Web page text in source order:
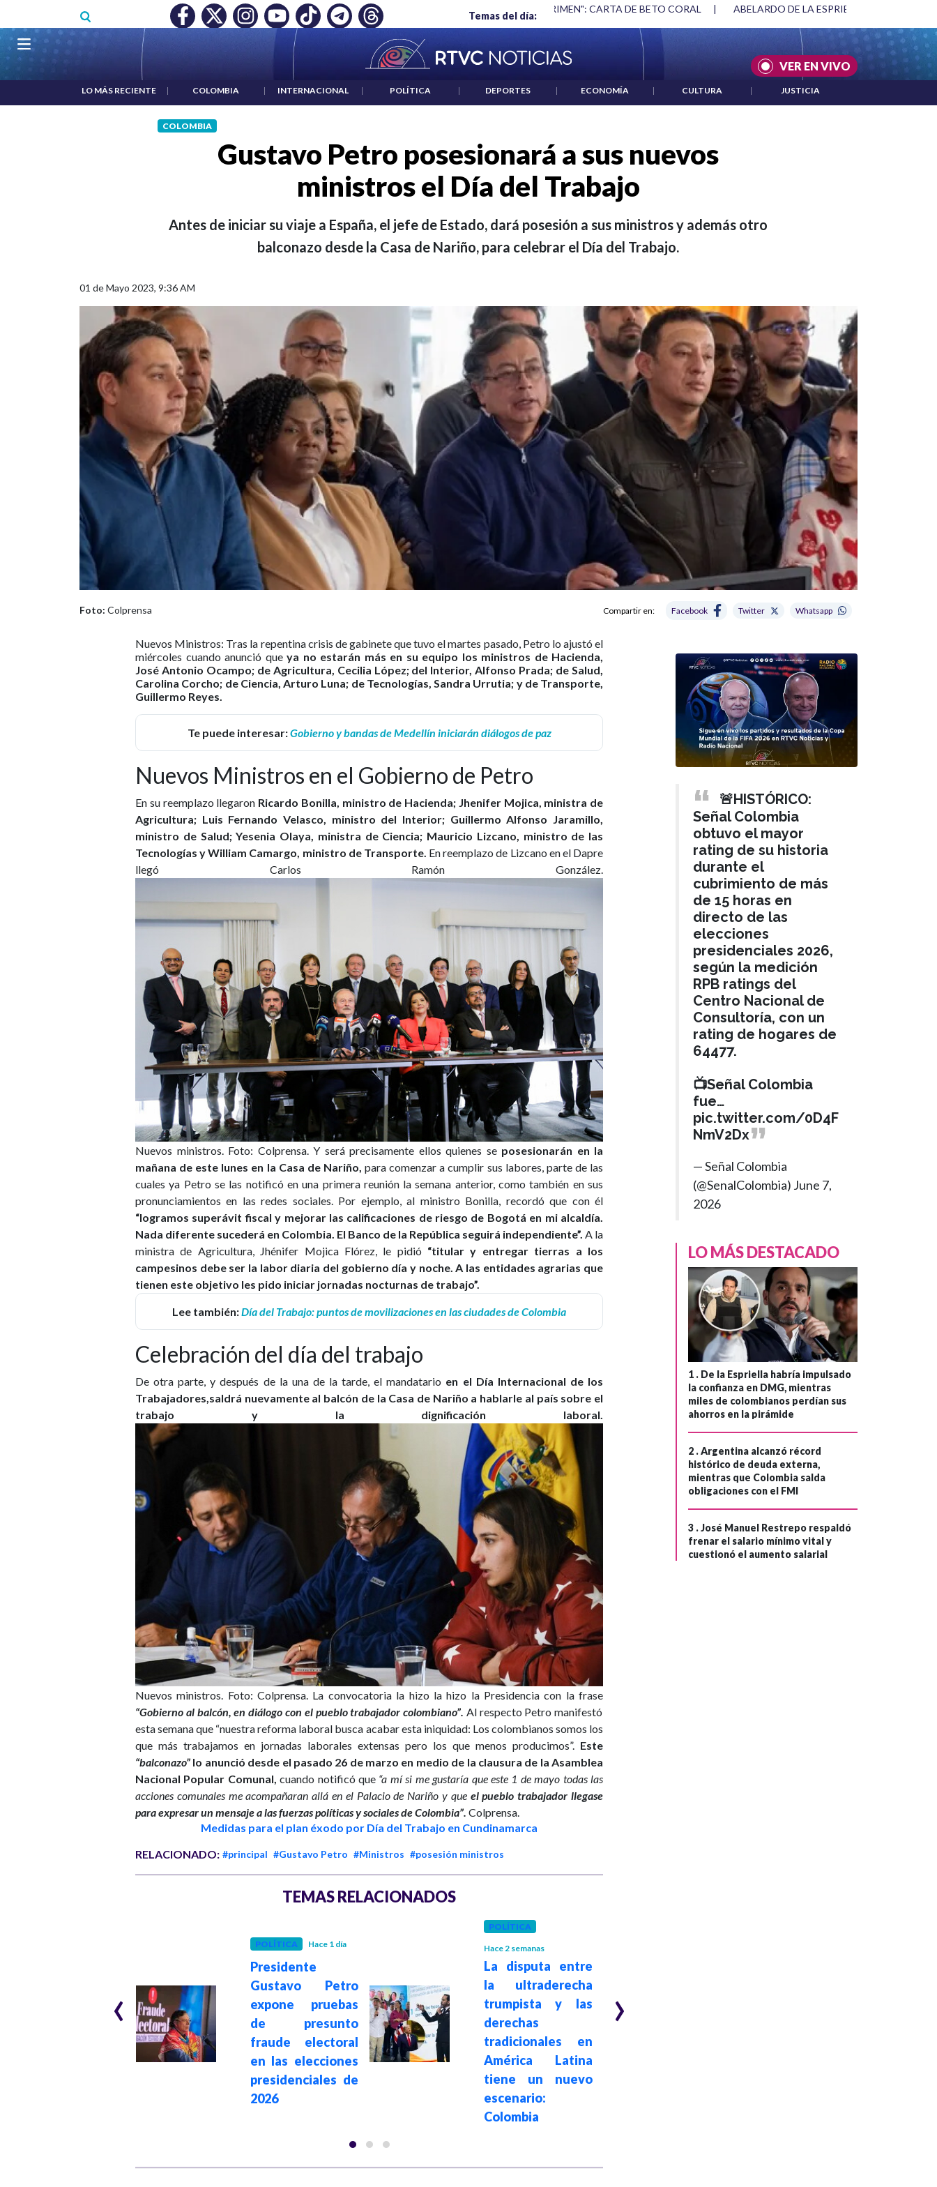
Temas del día:
MÍNIMO NO DESTRUYÓ EMPLEO: JP MORGAN | "HABLAR NO ES UN CRIMEN": CARTA DE BETO CORAL ABELARDO DE LA ESPRIELLA Y DMG | ACUERDOS ENTRE ESTADOS UNIDOS E
VER EN VIVO
Navegación principal
LO MÁS RECIENTE | COLOMBIA | INTERNACIONAL | POLÍTICA | DEPORTES | ECONOMÍA | CULTURA | JUSTICIA
COLOMBIA
Gustavo Petro posesionará a sus nuevos
ministros el Día del Trabajo
Antes de iniciar su viaje a España, el jefe de Estado, dará posesión a sus ministros y además otro
balconazo desde la Casa de Nariño, para celebrar el Día del Trabajo.
01 de Mayo 2023, 9:36 AM
Foto: Colprensa Compartir en: Facebook Twitter Whatsapp
Nuevos Ministros: Tras la repentina crisis de gabinete que tuvo el martes pasado, Petro lo ajustó el
miércoles cuando anunció que ya no estarán más en su equipo los ministros de Hacienda,
José Antonio Ocampo; de Agricultura, Cecilia López; del Interior, Alfonso Prada; de Salud,
Carolina Corcho; de Ciencia, Arturo Luna; de Tecnologías, Sandra Urrutia; y de Transporte,
Guillermo Reyes.
Te puede interesar:Gobierno y bandas de Medellín iniciarán diálogos de paz
Nuevos Ministros en el Gobierno de Petro
En su reemplazo llegaron Ricardo Bonilla, ministro de Hacienda; Jhenifer Mojica, ministra de
Agricultura; Luis Fernando Velasco, ministro del Interior; Guillermo Alfonso Jaramillo,
ministro de Salud; Yesenia Olaya, ministra de Ciencia; Mauricio Lizcano, ministro de las
Tecnologías y William Camargo, ministro de Transporte. En reemplazo de Lizcano en el Dapre
llegó Carlos Ramón González.
Nuevos ministros. Foto: Colprensa. Y será precisamente ellos quienes se posesionarán en la
mañana de este lunes en la Casa de Nariño, para comenzar a cumplir sus labores, parte de las
cuales ya Petro se las notificó en una primera reunión la semana anterior, como también en sus
pronunciamientos en las redes sociales. Por ejemplo, al ministro Bonilla, recordó que con él
“logramos superávit fiscal y mejorar las calificaciones de riesgo de Bogotá en mi alcaldía.
Nada diferente sucederá en Colombia. El Banco de la República seguirá independiente”. A la
ministra de Agricultura, Jhénifer Mojica Flórez, le pidió “titular y entregar tierras a los
campesinos debe ser la labor diaria del gobierno día y noche. A las entidades agrarias que
tienen este objetivo les pido iniciar jornadas nocturnas de trabajo”.
Lee también:Día del Trabajo: puntos de movilizaciones en las ciudades de Colombia
Celebración del día del trabajo
De otra parte, y después de la una de la tarde, el mandatario en el Día Internacional de los
Trabajadores,saldrá nuevamente al balcón de la Casa de Nariño a hablarle al país sobre el
trabajo y la dignificación laboral.
Nuevos ministros. Foto: Colprensa. La convocatoria la hizo la hizo la Presidencia con la frase
“Gobierno al balcón, en diálogo con el pueblo trabajador colombiano”. Al respecto Petro manifestó
esta semana que “nuestra reforma laboral busca acabar esta iniquidad: Los colombianos somos los
que más trabajamos en jornadas laborales extensas pero los que menos producimos”. Este
“balconazo” lo anunció desde el pasado 26 de marzo en medio de la clausura de la Asamblea
Nacional Popular Comunal, cuando notificó que “a mí si me gustaría que este 1 de mayo todas las
acciones comunales me acompañaran allá en el Palacio de Nariño y que el pueblo trabajador llegase
para expresar un mensaje a las fuerzas políticas y sociales de Colombia”. Colprensa.
Medidas para el plan éxodo por Día del Trabajo en Cundinamarca
RELACIONADO: #principal #Gustavo Petro #Ministros #posesión ministros
TEMAS RELACIONADOS
en Colombia
POLÍTICA Hace 1 día
Presidente
Gustavo Petro
expone pruebas
de presunto
fraude electoral
en las elecciones
presidenciales de
2026
POLÍTICA
Hace 2 semanas
La disputa entre
la ultraderecha
trumpista y las
derechas
tradicionales en
América Latina
tiene un nuevo
escenario:
Colombia
‹ ›
🚨HISTÓRICO:
Señal Colombia
obtuvo el mayor
rating de su historia
durante el
cubrimiento de más
de 15 horas en
directo de las
elecciones
presidenciales 2026,
según la medición
RPB ratings del
Centro Nacional de
Consultoría, con un
rating de hogares de
64477.
📺Señal Colombia
fue…
pic.twitter.com/0D4F
NmV2Dx
— Señal Colombia
(@SenalColombia) June 7,
2026
LO MÁS DESTACADO
1 . De la Espriella habría impulsado
la confianza en DMG, mientras
miles de colombianos perdían sus
ahorros en la pirámide
2 .Argentina alcanzó récord
histórico de deuda externa,
mientras que Colombia salda
obligaciones con el FMI
3 .José Manuel Restrepo respaldó
frenar el salario mínimo vital y
cuestionó el aumento salarial